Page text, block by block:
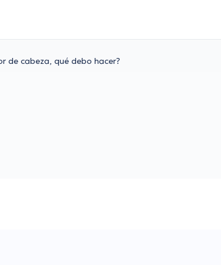
de cabeza, qué debo hacer?